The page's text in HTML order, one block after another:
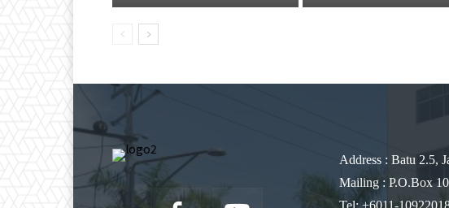
Address : Batu 2.5,
Mailing : P.O.Box